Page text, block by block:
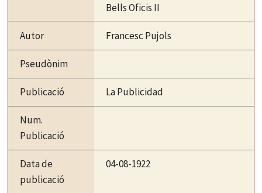
Bells Oficis II
Autor Francesc Pujols
Pseudònim
Publicació La Publicidad
Num.
Publicació
Data de
publicació
04-08-1922